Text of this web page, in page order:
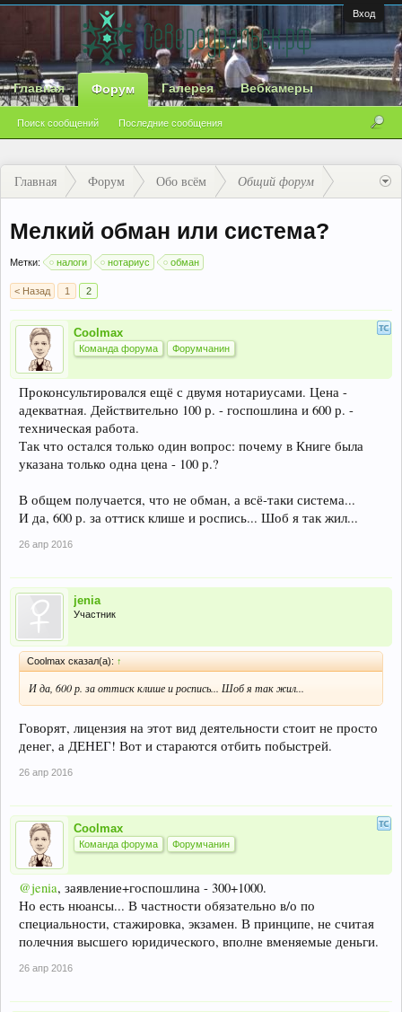
Вход
Главная Форум
Поиск сообщений Последние сообщения
Галерея Вебкамеры
Главная Форум Обо всём Общий форум
Мелкий обман или система?
Метки: налоги нотариус обман
< Назад 1 2
Coolmax
Команда форума Форумчанин
Проконсультировался ещё с двумя нотариусами. Цена -
адекватная. Действительно 100 р. - госпошлина и 600 р. -
техническая работа.
Так что остался только один вопрос: почему в Книге была
указана только одна цена - 100 р.?
В общем получается, что не обман, а всё-таки система...
И да, 600 р. за оттиск клише и роспись... Шоб я так жил...
26 апр 2016
jenia
Участник
Coolmax сказал(а): ↑
И да, 600 р. за оттиск клише и роспись... Шоб я так жил...
Говорят, лицензия на этот вид деятельности стоит не просто
денег, а ДЕНЕГ! Вот и стараются отбить побыстрей.
26 апр 2016
Coolmax
Команда форума Форумчанин
@jenia, заявление+госпошлина - 300+1000.
Но есть нюансы... В частности обязательно в/о по
специальности, стажировка, экзамен. В принципе, не считая
полечния высшего юридического, вполне вменяемые деньги.
26 апр 2016